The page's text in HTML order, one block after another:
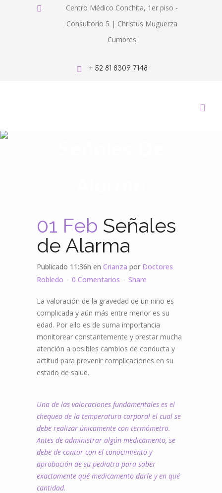
Centro Médico Conchita, 1er piso -
Consultorio 5 | Christus Muguerza
Cumbres
+ 52 81 8309 7148
01 Feb Señales
de Alarma
Publicado 11:36h en Crianza por Doctores
Robledo
0 Comentarios Share
La valoración de la gravedad de un niño es
complicada y aún más entre menor es su
edad. Por ello es de suma importancia
monitorear constantemente y prestar mucha
atención a posibles cambios de conducta y
actitud para prevenir complicaciones en su
estado de salud.
Una de las valoraciones fundamentales es el
chequeo de la temperatura corporal el cual se
debe realizar únicamente con termómetro.
Antes de administrar algún medicamento, se
debe de contar con el conocimiento y
aprobación de su pediatra para saber
exactamente qué medicamento darle y en qué
cantidad.